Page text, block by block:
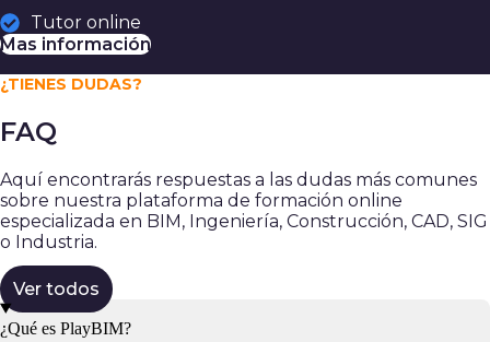
Tutor online
Mas información
¿TIENES DUDAS?
FAQ
Aquí encontrarás respuestas a las dudas más comunes
sobre nuestra plataforma de formación online
especializada en BIM, Ingeniería, Construcción, CAD, SIG
o Industria.
Ver todos
¿Qué es PlayBIM?